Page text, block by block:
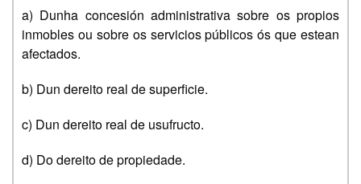
a) Dunha concesión administrativa sobre os propios
inmobles ou sobre os servicios públicos ós que estean
afectados.
b) Dun dereito real de superficie.
c) Dun dereito real de usufructo.
d) Do dereito de propiedade.